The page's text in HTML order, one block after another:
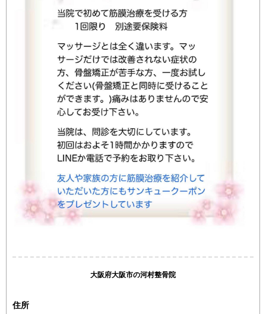
大阪府大阪市の河村整骨院
住所